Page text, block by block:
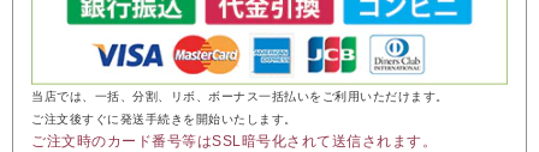
当店では、一括、分割、リボ、ボーナス一括払いをご利用いただけます。
ご注文後すぐに発送手続きを開始いたします。
ご注文時のカード番号等はSSL暗号化されて送信されます。